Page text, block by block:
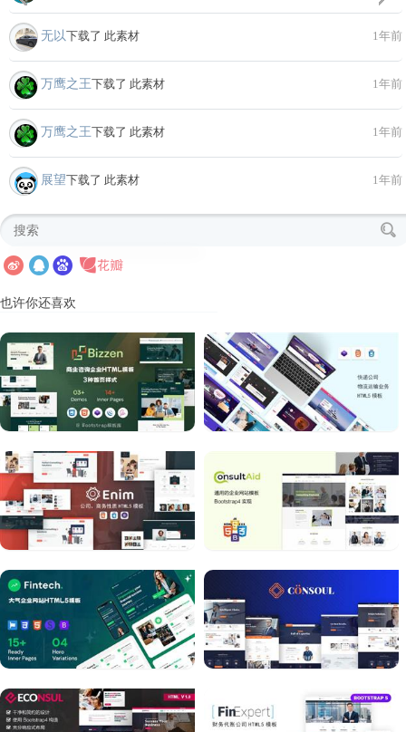
无以下载了 此素材 1年前
万鹰之王下载了 此素材 1年前
万鹰之王下载了 此素材 1年前
展望下载了 此素材 1年前
也许你还喜欢